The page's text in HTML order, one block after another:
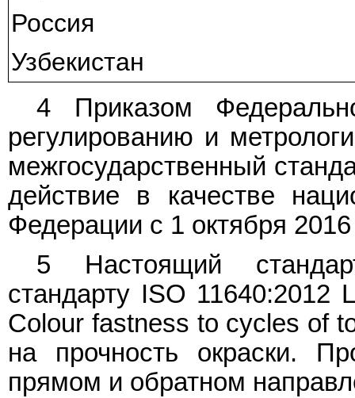
Россия
Узбекистан
4 Приказом
регулированию и
межгосударственный
действие в качестве
Федерации с 1 октября 2016
5 Настоящий
стандарту ISO
Colour fastness to cycles of
на прочность окраски.
прямом и обратном